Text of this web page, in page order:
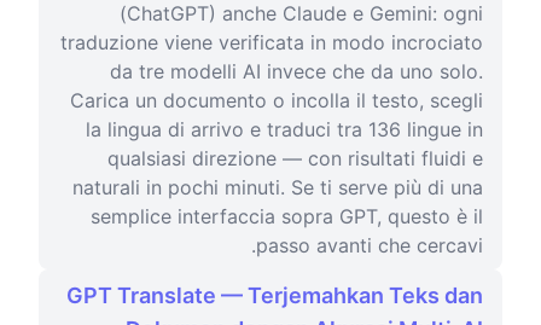
(ChatGPT) anche Claude e Gemini: ogni
traduzione viene verificata in modo incrociato
da tre modelli AI invece che da uno solo.
Carica un documento o incolla il testo, scegli
la lingua di arrivo e traduci tra 136 lingue in
qualsiasi direzione — con risultati fluidi e
naturali in pochi minuti. Se ti serve più di una
semplice interfaccia sopra GPT, questo è il
passo avanti che cercavi.
GPT Translate — Terjemahkan Teks dan